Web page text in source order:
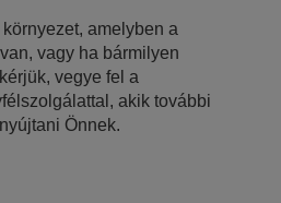
amelyben a
vagy ha bármilyen
vegye fel a
akik további
Önnek.